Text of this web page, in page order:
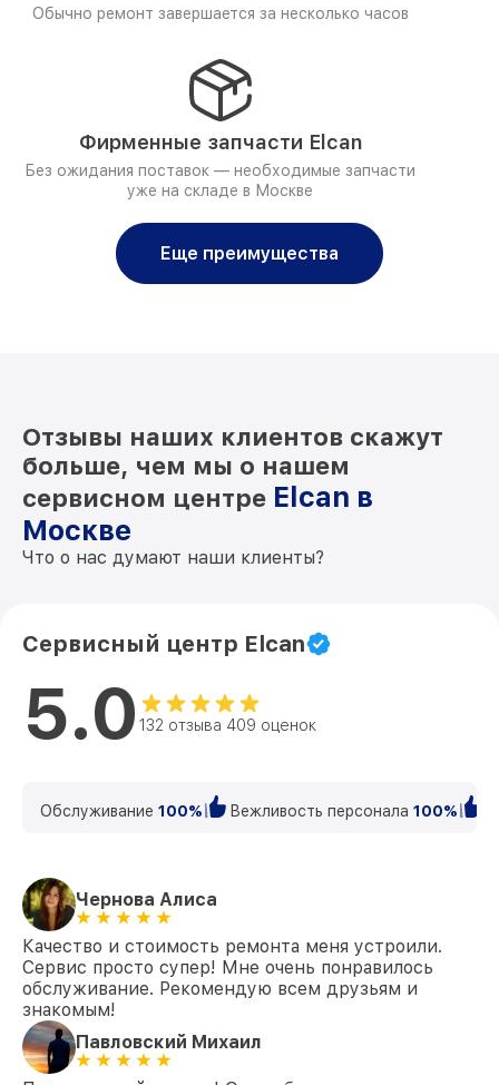
Обычно ремонт завершается за несколько часов
Фирменные запчасти Elcan
Без ожидания поставок — необходимые запчасти
уже на складе в Москве
Еще преимущества
Отзывы наших клиентов скажут
больше, чем мы о нашем
сервисном центре Elcan в
Москве
Что о нас думают наши клиенты?
Сервисный центр Elcan
5.0 132 отзыва 409 оценок
Обслуживание 100% Вежливость персонала 100%
Чернова Алиса
Качество и стоимость ремонта меня устроили.
Сервис просто супер! Мне очень понравилось
обслуживание. Рекомендую всем друзьям и
знакомым!
Павловский Михаил